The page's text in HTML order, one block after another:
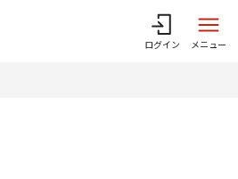
ログイン メニュー